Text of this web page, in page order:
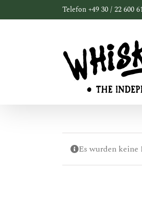
Inhalt
Telefon +49 30 / 22 600
Es wurden